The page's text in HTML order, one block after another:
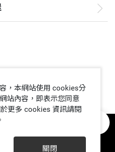
，本網站使用 cookies分
站內容，即表示您同意
更多 cookies 資訊請閱
關閉